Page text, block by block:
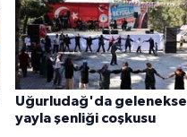
Uğurludağ'da geleneksel
yayla şenliği coşkusu